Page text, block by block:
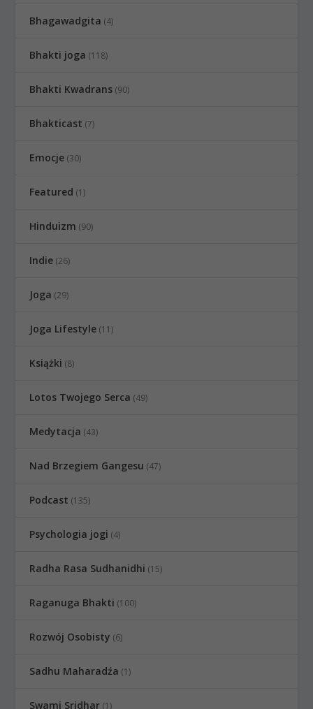
Bhagawadgita (4)
Bhakti joga (118)
Bhakti Kwadrans (90)
Bhakticast (7)
Emocje (30)
Featured (1)
Hinduizm (90)
Indie (26)
Joga (29)
Joga Lifestyle (11)
Książki (8)
Lotos Twojego Serca (49)
Medytacja (43)
Nad Brzegiem Gangesu (47)
Podcast (135)
Psychologia jogi (4)
Radha Rasa Sudhanidhi (15)
Raganuga Bhakti (100)
Rozwój Osobisty (6)
Sadhu Maharadźa (1)
Swami Sridhar (1)